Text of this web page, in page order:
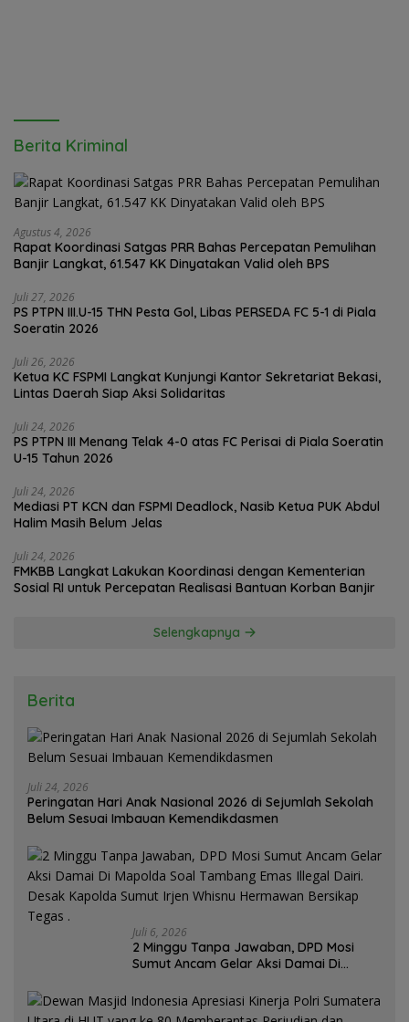
Berita Kriminal
Agustus 4, 2026
Rapat Koordinasi Satgas PRR Bahas Percepatan Pemulihan
Banjir Langkat, 61.547 KK Dinyatakan Valid oleh BPS
Juli 27, 2026
PS PTPN III.U-15 THN Pesta Gol, Libas PERSEDA FC 5-1 di Piala
Soeratin 2026
Juli 26, 2026
Ketua KC FSPMI Langkat Kunjungi Kantor Sekretariat Bekasi,
Lintas Daerah Siap Aksi Solidaritas
Juli 24, 2026
PS PTPN III Menang Telak 4-0 atas FC Perisai di Piala Soeratin
U-15 Tahun 2026
Juli 24, 2026
Mediasi PT KCN dan FSPMI Deadlock, Nasib Ketua PUK Abdul
Juli 24, 2026
FMKBB Langkat Lakukan Koordinasi dengan Kementerian
Sosial RI untuk Percepatan Realisasi Bantuan Korban Banjir
Selengkapnya
Berita
Juli 24, 2026
Peringatan Hari Anak Nasional 2026 di Sejumlah Sekolah
Belum Sesuai Imbauan Kemendikdasmen
Juli 6, 2026
2 Minggu Tanpa Jawaban, DPD Mosi
Sumut Ancam Gelar Aksi Damai Di
Dairi. Desak Kapolda Sumut Irjen
Whisnu Hermawan Bersikap Tegas .